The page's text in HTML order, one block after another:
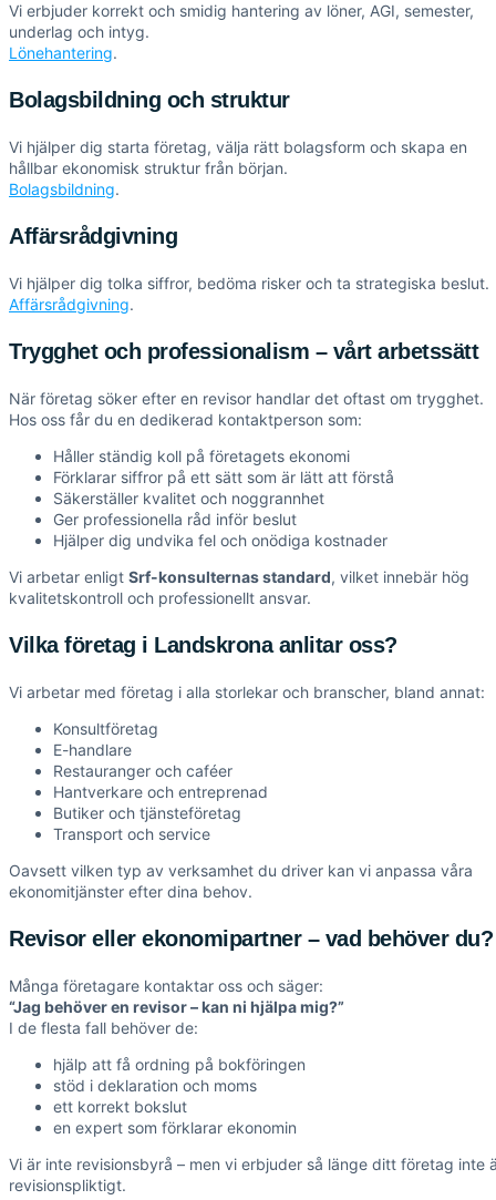
Vi erbjuder korrekt och smidig hantering av löner, AGI, semester,
underlag och intyg.
Lönehantering.
Bolagsbildning och struktur
Vi hjälper dig starta företag, välja rätt bolagsform och skapa en
hållbar ekonomisk struktur från början.
Bolagsbildning.
Affärsrådgivning
Vi hjälper dig tolka siffror, bedöma risker och ta strategiska beslut.
Affärsrådgivning.
Trygghet och professionalism – vårt arbetssätt
När företag söker efter en revisor handlar det oftast om trygghet.
Hos oss får du en dedikerad kontaktperson som:
Håller ständig koll på företagets ekonomi
Förklarar siffror på ett sätt som är lätt att förstå
Säkerställer kvalitet och noggrannhet
Ger professionella råd inför beslut
Hjälper dig undvika fel och onödiga kostnader
Vi arbetar enligt Srf-konsulternas standard, vilket innebär hög
kvalitetskontroll och professionellt ansvar.
Vilka företag i Landskrona anlitar oss?
Vi arbetar med företag i alla storlekar och branscher, bland annat:
Konsultföretag
E-handlare
Restauranger och caféer
Hantverkare och entreprenad
Butiker och tjänsteföretag
Transport och service
Oavsett vilken typ av verksamhet du driver kan vi anpassa våra
ekonomitjänster efter dina behov.
Revisor eller ekonomipartner – vad behöver du?
Många företagare kontaktar oss och säger:
“Jag behöver en revisor – kan ni hjälpa mig?”
I de flesta fall behöver de:
hjälp att få ordning på bokföringen
stöd i deklaration och moms
ett korrekt bokslut
en expert som förklarar ekonomin
Vi är inte revisionsbyrå – men vi erbjuder så länge ditt företag inte
revisionspliktigt.